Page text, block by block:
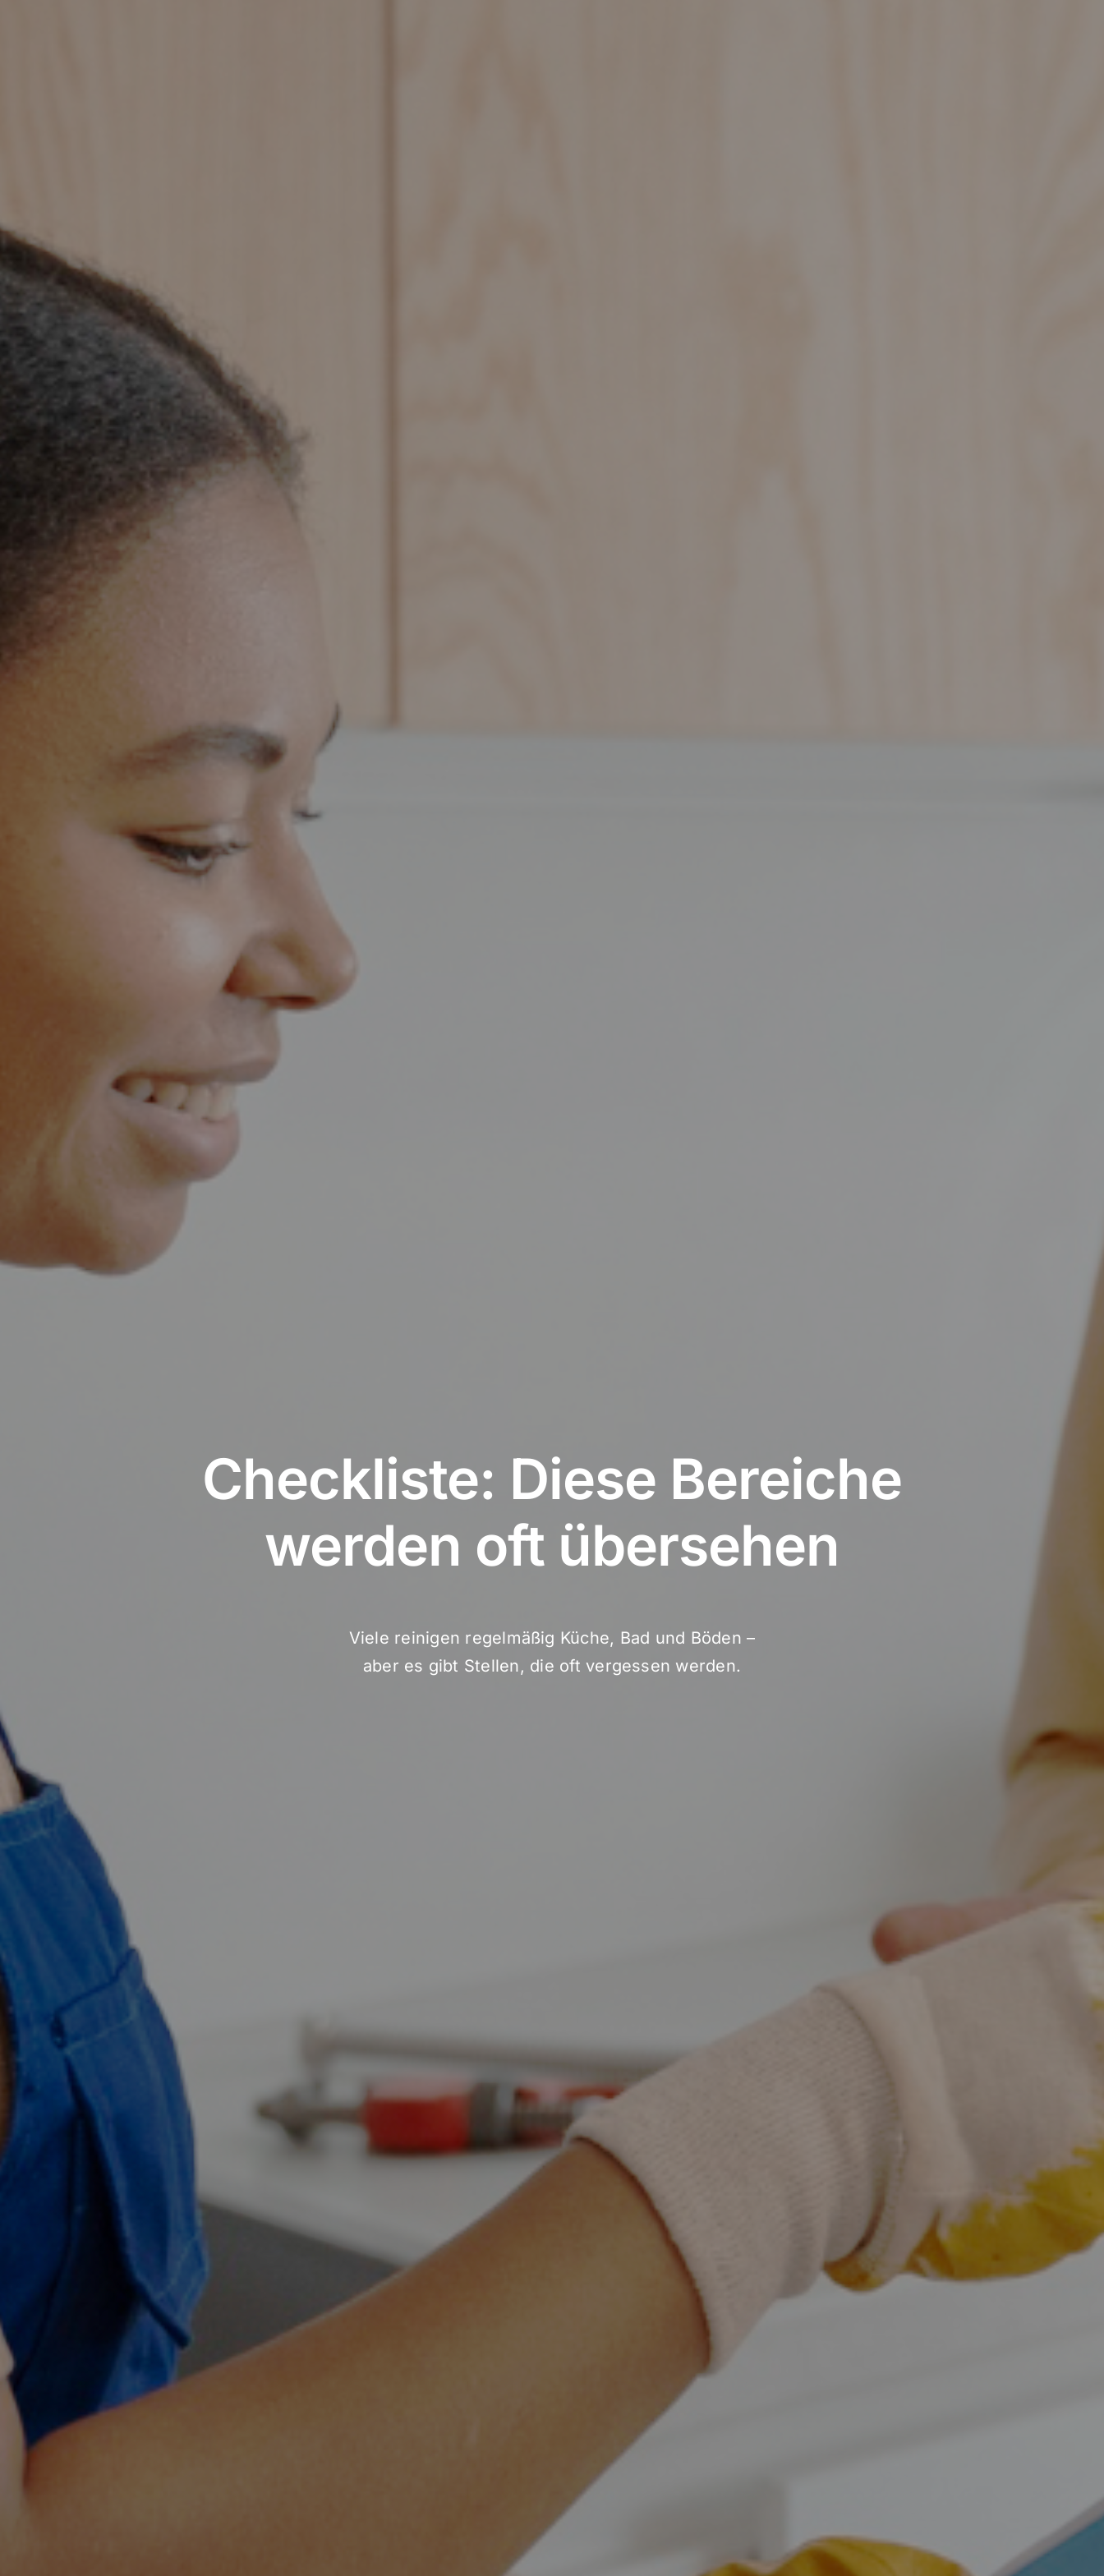
Checkliste: Diese Bereiche
werden oft übersehen
Viele reinigen regelmäßig Küche, Bad und Böden –
aber es gibt Stellen, die oft vergessen werden.